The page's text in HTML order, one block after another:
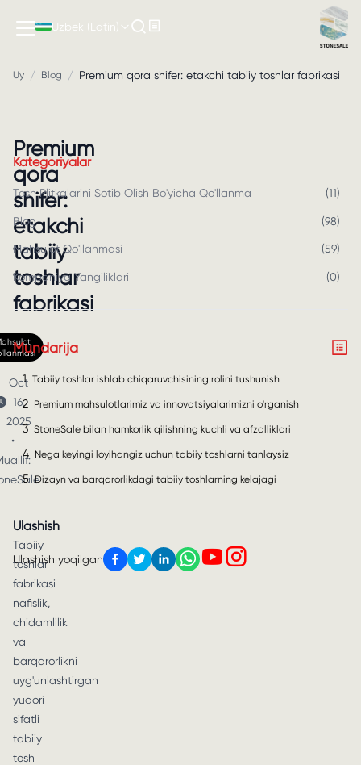
Uzbek (Latin)
Uy / Blog / Premium qora shifer: etakchi tabiiy toshlar fabrikasi
Premium
qora
shifer:
etakchi
tabiiy
toshlar
fabrikasi
Oct
16,
2025
•
Tabiiy
toshlar
fabrikasi
nafislik,
chidamlilik
va
barqarorlikni
uyg'unlashtirgan
yuqori
sifatli
tabiiy
tosh
Kategoriyalar
Tosh Plitkalarini Sotib Olish Bo'yicha Qo'llanma (11)
Blog (98)
Mahsulot Qo'llanmasi (59)
Kompaniya Yangiliklari (0)
Mundarija
1 Tabiiy toshlar ishlab chiqaruvchisining rolini tushunish
2 Premium mahsulotlarimiz va innovatsiyalarimizni o'rganish
3 StoneSale bilan hamkorlik qilishning kuchli va afzalliklari
4 Nega keyingi loyihangiz uchun tabiiy toshlarni tanlaysiz
5 Dizayn va barqarorlikdagi tabiiy toshlarning kelajagi
Ulashish
Ulashish yoqilgan